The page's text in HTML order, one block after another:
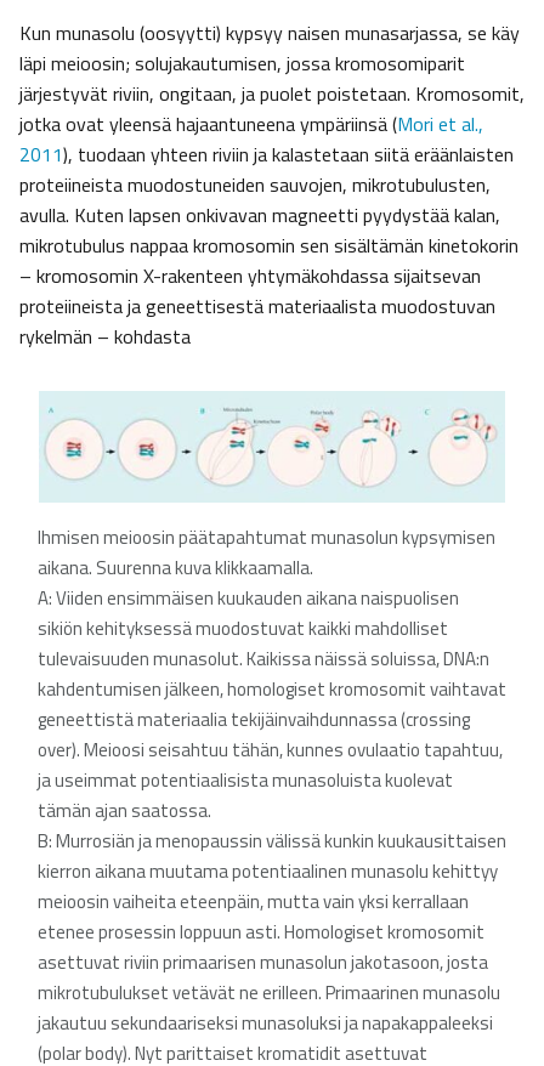
Kun munasolu (oosyytti) kypsyy naisen munasarjassa, se käy
läpi meioosin; solujakautumisen, jossa kromosomiparit
järjestyvät riviin, ongitaan, ja puolet poistetaan. Kromosomit,
jotka ovat yleensä hajaantuneena ympäriinsä (Mori et al.,
2011), tuodaan yhteen riviin ja kalastetaan siitä eräänlaisten
proteiineista muodostuneiden sauvojen, mikrotubulusten,
avulla. Kuten lapsen onkivavan magneetti pyydystää kalan,
mikrotubulus nappaa kromosomin sen sisältämän kinetokorin
– kromosomin X-rakenteen yhtymäkohdassa sijaitsevan
proteiineista ja geneettisestä materiaalista muodostuvan
rykelmän – kohdasta
Ihmisen meioosin päätapahtumat munasolun kypsymisen
aikana. Suurenna kuva klikkaamalla.
A: Viiden ensimmäisen kuukauden aikana naispuolisen
sikiön kehityksessä muodostuvat kaikki mahdolliset
tulevaisuuden munasolut. Kaikissa näissä soluissa, DNA:n
kahdentumisen jälkeen, homologiset kromosomit vaihtavat
geneettistä materiaalia tekijäinvaihdunnassa (crossing
over). Meioosi seisahtuu tähän, kunnes ovulaatio tapahtuu,
ja useimmat potentiaalisista munasoluista kuolevat
tämän ajan saatossa.
B: Murrosiän ja menopaussin välissä kunkin kuukausittaisen
kierron aikana muutama potentiaalinen munasolu kehittyy
meioosin vaiheita eteenpäin, mutta vain yksi kerrallaan
etenee prosessin loppuun asti. Homologiset kromosomit
asettuvat riviin primaarisen munasolun jakotasoon, josta
mikrotubulukset vetävät ne erilleen. Primaarinen munasolu
jakautuu sekundaariseksi munasoluksi ja napakappaleeksi
(polar body). Nyt parittaiset kromatidit asettuvat